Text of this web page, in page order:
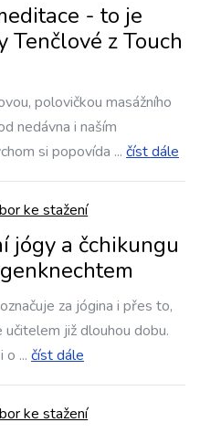
- to je
Tenčlové z Touch
polovičkou masážního
nedávna i naším
si popovída ... číst dále
ke stažení
jógy a čchikungu
za jógina i přes to,
již dlouhou dobu.
o ... číst dále
ke stažení